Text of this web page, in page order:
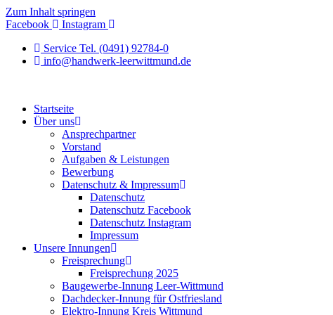
Zum Inhalt springen
Facebook
Instagram
Service Tel. (0491) 92784-0
info@handwerk-leerwittmund.de
Startseite
Über uns
Ansprechpartner
Vorstand
Aufgaben & Leistungen
Bewerbung
Datenschutz & Impressum
Datenschutz
Datenschutz Facebook
Datenschutz Instagram
Impressum
Unsere Innungen
Freisprechung
Freisprechung 2025
Baugewerbe-Innung Leer-Wittmund
Dachdecker-Innung für Ostfriesland
Elektro-Innung Kreis Wittmund